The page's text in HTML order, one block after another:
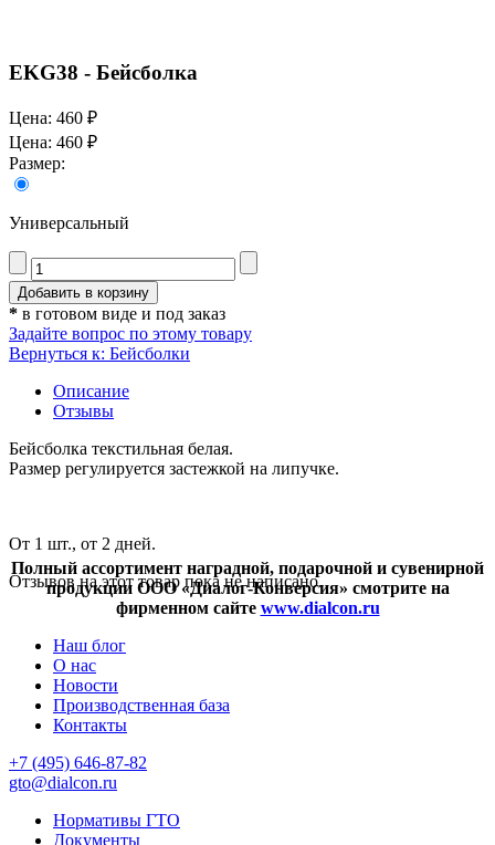
EKG38 - Бейсболка
Цена: 460 ₽
Цена: 460 ₽
Размер:
Универсальный
* в готовом виде и под заказ
Задайте вопрос по этому товару
Вернуться к: Бейсболки
Описание
Отзывы
Бейсболка текстильная белая.
Размер регулируется застежкой на липучке.
От 1 шт., от 2 дней.
Отзывов на этот товар пока не написано.
Полный ассортимент наградной, подарочной и сувенирной
продукции ООО «Диалог-Конверсия» смотрите на
фирменном сайте www.dialcon.ru
Наш блог
О нас
Новости
Производственная база
Контакты
+7 (495) 646-87-82
gto@dialcon.ru
Нормативы ГТО
Документы